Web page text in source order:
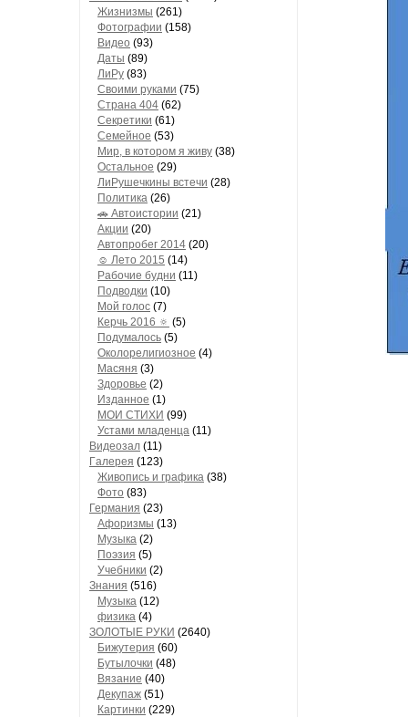
Жизнизмы (261)
Фотографии (158)
Видео (93)
Даты (89)
ЛиРу (83)
Своими руками (75)
Страна 404 (62)
Секретики (61)
Семейное (53)
Мир, в котором я живу (38)
Остальное (29)
ЛиРушечкины встечи (28)
Политика (26)
🚗 Автоистории (21)
Акции (20)
Автопробег 2014 (20)
☺ Лето 2015 (14)
Рабочие будни (11)
Подводки (10)
Мой голос (7)
Керчь 2016 🔅 (5)
Подумалось (5)
Околорелигиозное (4)
Масяня (3)
Здоровье (2)
Изданное (1)
МОИ СТИХИ (99)
Устами младенца (11)
Видеозал (11)
Гaлерея (123)
Живопись и грaфикa (38)
Фото (83)
Гермaния (23)
Aфоризмы (13)
Музыкa (2)
Поэзия (5)
Учебники (2)
Знания (516)
Музыкa (12)
физика (4)
ЗОЛОТЫЕ РУКИ (2640)
Бижутерия (60)
Бутылочки (48)
Вязaние (40)
Декупaж (51)
Кaртинки (229)